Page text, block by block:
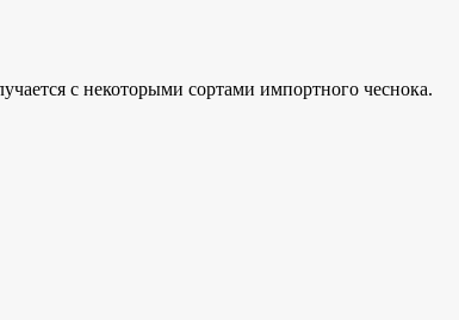
с некоторыми сортами импортного чеснока.